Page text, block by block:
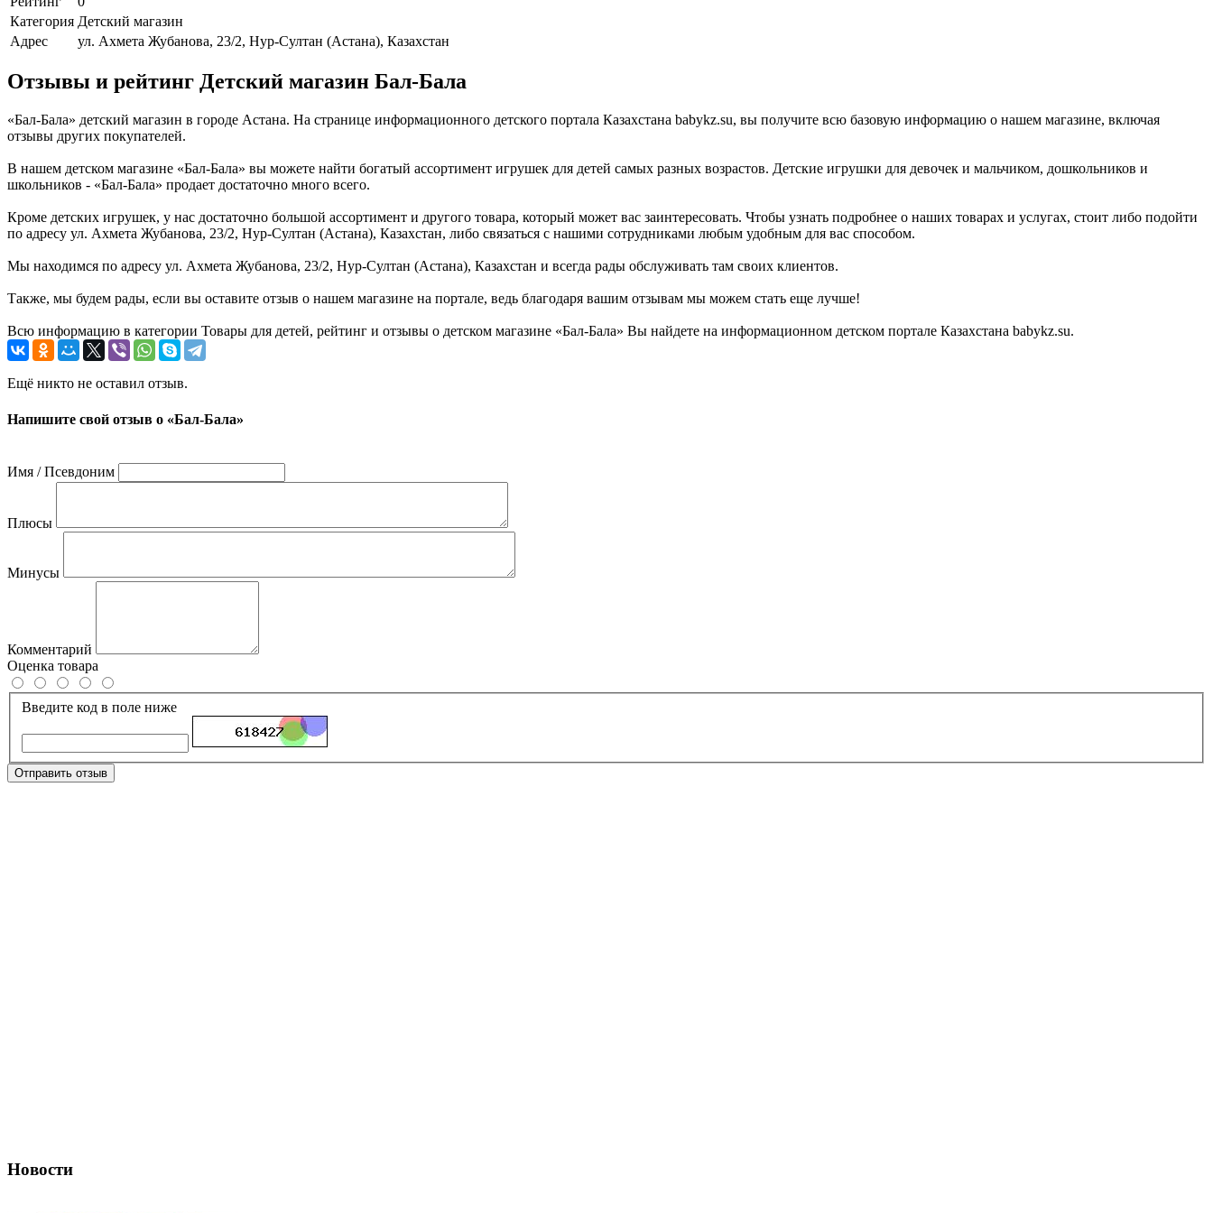
Категория Детский магазин
Адрес
ул. Ахмета Жубанова, 23/2, Нур-Султан (Астана), Казахстан
Отзывы и рейтинг Детский магазин Бал-Бала
«Бал-Бала» детский магазин в городе Астана. На странице информационного детского портала Казахстана babykz.su, вы получите всю базовую информацию о нашем магазине, включая
отзывы других покупателей.
В нашем детском магазине «Бал-Бала» вы можете найти богатый ассортимент игрушек для детей самых разных возрастов. Детские игрушки для девочек и мальчиком, дошкольников и
школьников - «Бал-Бала» продает достаточно много всего.
Кроме детских игрушек, у нас достаточно большой ассортимент и другого товара, который может вас заинтересовать. Чтобы узнать подробнее о наших товарах и услугах, стоит либо подойти
по адресу ул. Ахмета Жубанова, 23/2, Нур-Султан (Астана), Казахстан, либо связаться с нашими сотрудниками любым удобным для вас способом.
Мы находимся по адресу ул. Ахмета Жубанова, 23/2, Нур-Султан (Астана), Казахстан и всегда рады обслуживать там своих клиентов.
Также, мы будем рады, если вы оставите отзыв о нашем магазине на портале, ведь благодаря вашим отзывам мы можем стать еще лучше!
Всю информацию в категории Товары для детей, рейтинг и отзывы о детском магазине «Бал-Бала» Вы найдете на информационном детском портале Казахстана babykz.su.
Ещё никто не оставил отзыв.
Напишите свой отзыв о «Бал-Бала»
Имя / Псевдоним
Плюсы
Минусы
Комментарий
Оценка товара
Введите код в поле ниже
Отправить отзыв
Новости